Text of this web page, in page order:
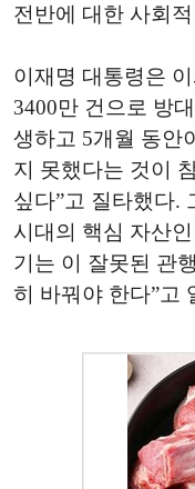
전반에 대한 사회
이재명 대통령은
3400만 건으로 방
생하고 5개월 동안
지 못했다는 것이
싶다”고 질타했다.
시대의 핵심 자산
기는 이 잘못된 관
히 바꿔야 한다”고